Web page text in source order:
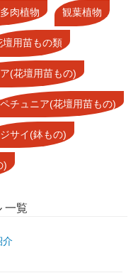
肉植物 観葉植物
壇用苗もの類
(花壇用苗もの)
ペチュニア(花壇用苗もの)
サイ(鉢もの)
)
一覧
介